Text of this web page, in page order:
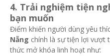
4. Trải nghiệm tiện
bạn muốn
Điểm khiến người dùng yêu
Nẵng chính là sự tiện lợi vượt
thức mở khóa linh hoạt như: